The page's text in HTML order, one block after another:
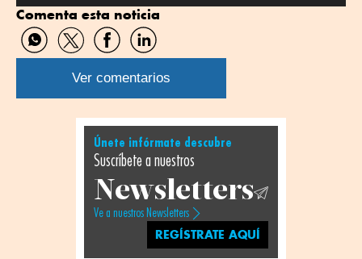
Comenta esta noticia
Compartir
por
WhatsApp
Compartir
por
Twitter
Compartir
por
Facebook
Compartir
por
Linkedin
Ver comentarios
Únete infórmate descubre
Suscríbete a nuestros
Newsletters
Ve a nuestros Newsletters
REGÍSTRATE AQUÍ